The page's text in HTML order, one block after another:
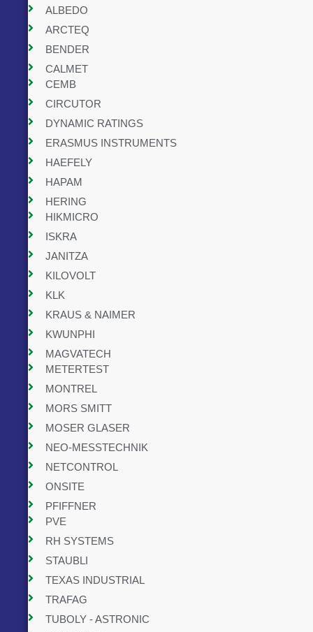
ALBEDO
ARCTEQ
BENDER
CALMET
CEMB
CIRCUTOR
DYNAMIC RATINGS
ERASMUS INSTRUMENTS
HAEFELY
HAPAM
HERING
HIKMICRO
ISKRA
JANITZA
KILOVOLT
KLK
KRAUS & NAIMER
KWUNPHI
MAGVATECH
METERTEST
MONTREL
MORS SMITT
MOSER GLASER
NEO-MESSTECHNIK
NETCONTROL
ONSITE
PFIFFNER
PVE
RH SYSTEMS
STAUBLI
TEXAS INDUSTRIAL
TRAFAG
TUBOLY - ASTRONIC